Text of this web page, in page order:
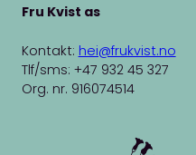
Fru Kvist as
Kontakt: hei@frukvist.no
Tlf/sms: +47 932 45 327
Org. nr. 916074514